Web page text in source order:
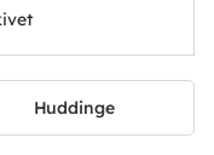
Huddinge